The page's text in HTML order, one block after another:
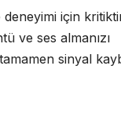
için
ve ses almanızı
sinyal